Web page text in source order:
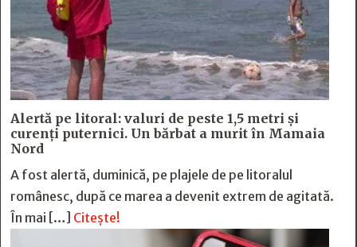
Alertă pe litoral: valuri de peste 1,5 metri și
curenți puternici. Un bărbat a murit în Mamaia
Nord
A fost alertă, duminică, pe plajele de pe litoralul
românesc, după ce marea a devenit extrem de agitată.
În mai […] Citește!